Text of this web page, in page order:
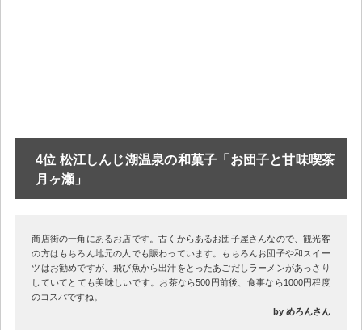
4位 松江しんじ湖温泉の和菓子「お団子と甘味喫茶
月ヶ瀬」
商店街の一角にあるお店です。古くからあるお団子屋さんなので、観光客
の方はもちろん地元の人でも賑わっています。もちろんお団子や和スイー
ツはお勧めですが、飛び魚から出汁をとったあごだしラーメンがあっさり
していてとても美味しいです。お茶なら500円前後、食事なら1000円程度
のコスパですね。
by めろんさん